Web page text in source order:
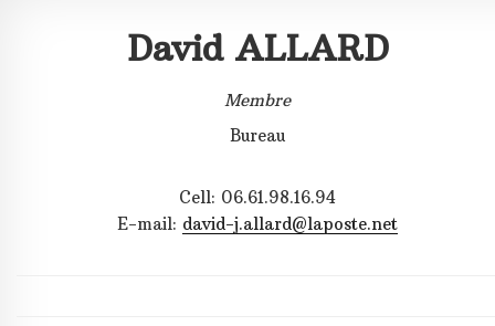
David ALLARD
Membre
Bureau
Cell: 06.61.98.16.94
E-mail: david-j.allard@laposte.net